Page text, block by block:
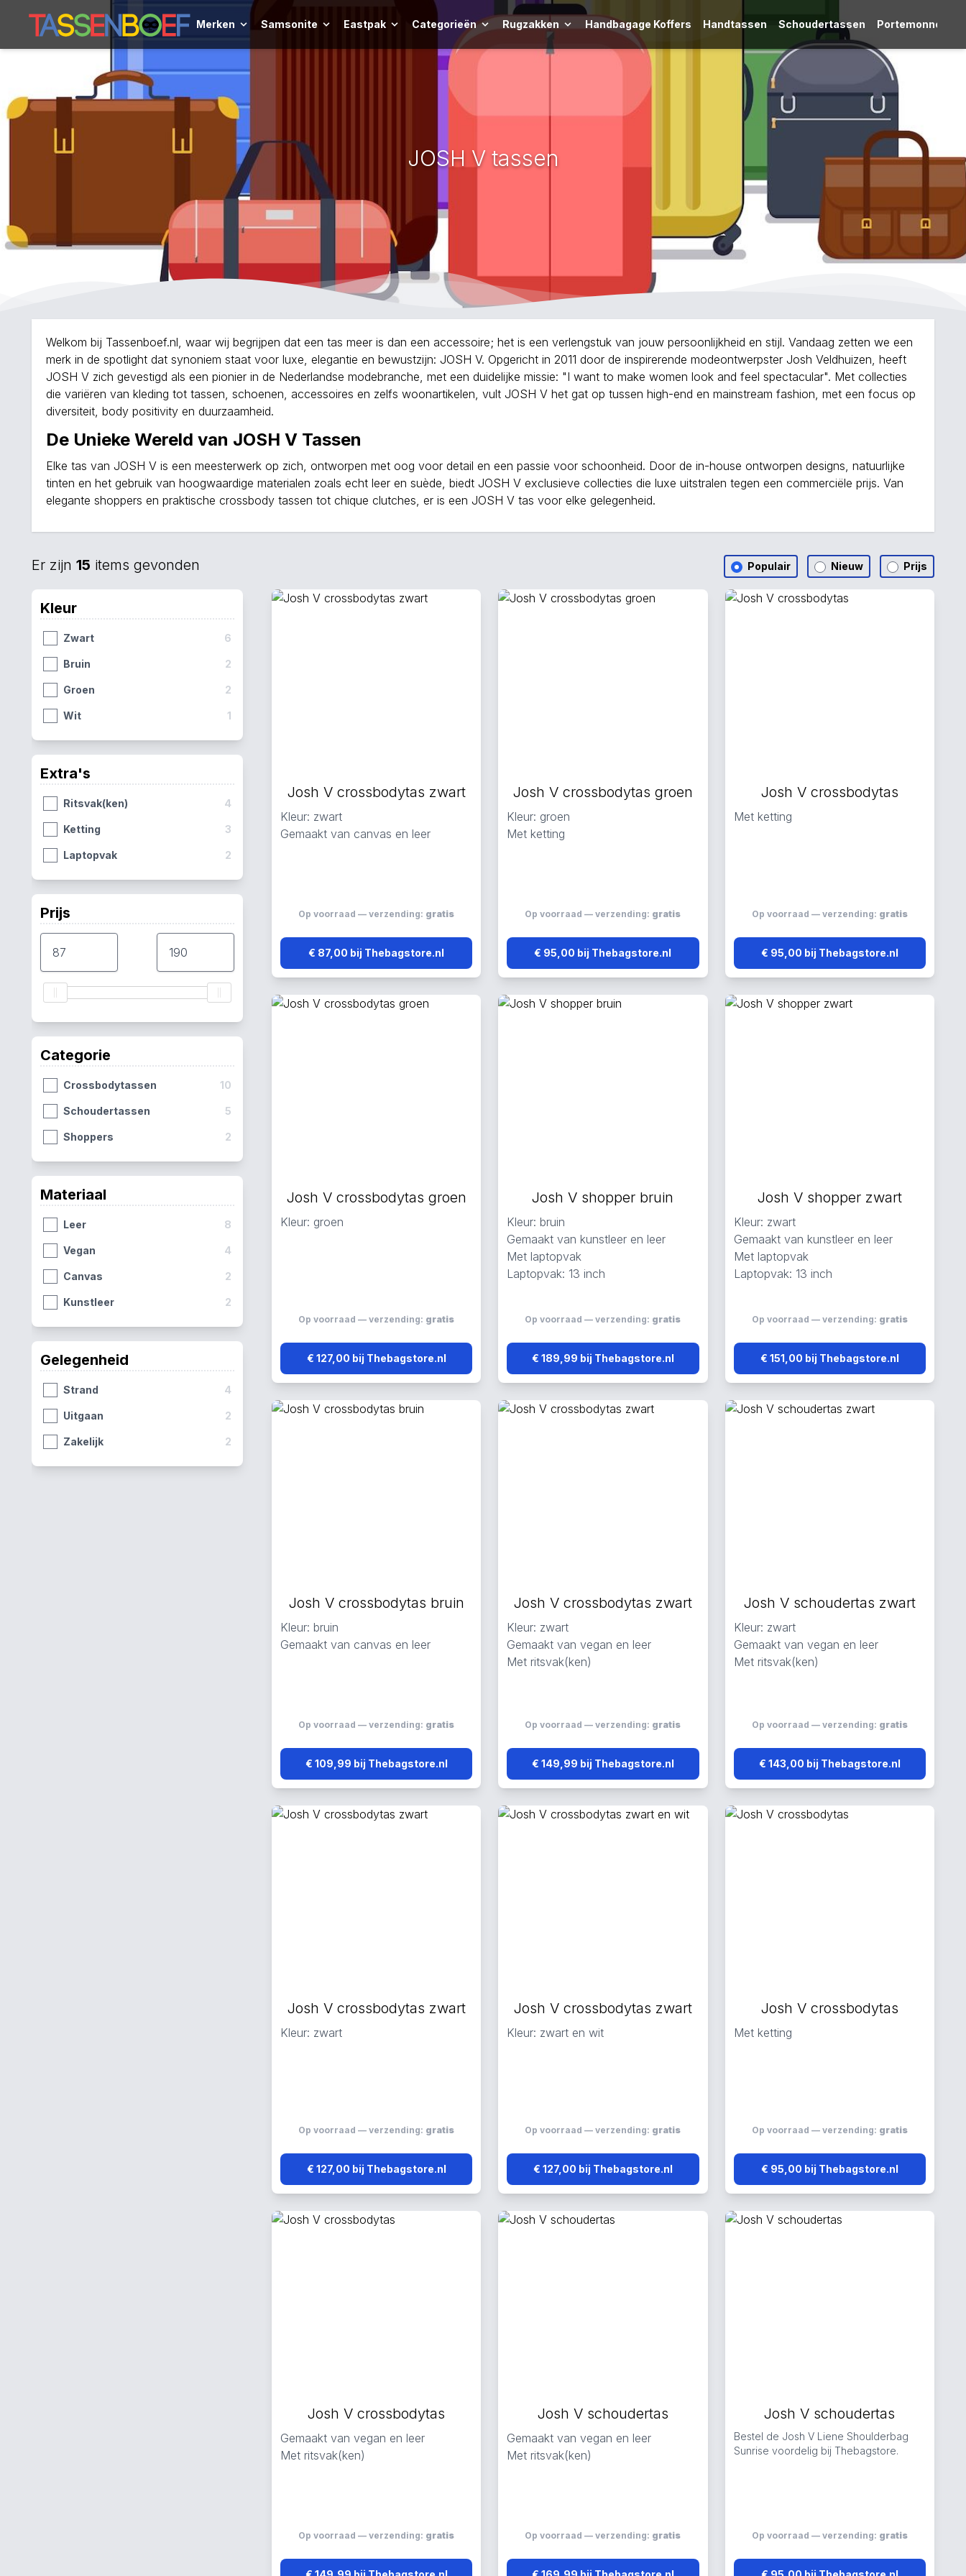
Merken Samsonite Eastpak Categorieën Rugzakken Handbagage Koffers Handtassen Schoudertassen Portemonnees
JOSH V tassen
Welkom bij Tassenboef.nl, waar wij begrijpen dat een tas meer is dan een accessoire; het is een verlengstuk van jouw persoonlijkheid en stijl. Vandaag zetten we een
merk in de spotlight dat synoniem staat voor luxe, elegantie en bewustzijn: JOSH V. Opgericht in 2011 door de inspirerende modeontwerpster Josh Veldhuizen, heeft
JOSH V zich gevestigd als een pionier in de Nederlandse modebranche, met een duidelijke missie: "I want to make women look and feel spectacular". Met collecties
die variëren van kleding tot tassen, schoenen, accessoires en zelfs woonartikelen, vult JOSH V het gat op tussen high-end en mainstream fashion, met een focus op
diversiteit, body positivity en duurzaamheid.
De Unieke Wereld van JOSH V Tassen
Elke tas van JOSH V is een meesterwerk op zich, ontworpen met oog voor detail en een passie voor schoonheid. Door de in-house ontworpen designs, natuurlijke
tinten en het gebruik van hoogwaardige materialen zoals echt leer en suède, biedt JOSH V exclusieve collecties die luxe uitstralen tegen een commerciële prijs. Van
elegante shoppers en praktische crossbody tassen tot chique clutches, er is een JOSH V tas voor elke gelegenheid.
Er zijn 15 items gevonden Populair Nieuw Prijs
Kleur
Zwart 6
Bruin 2
Groen 2
Wit 1
Extra's
Ritsvak(ken) 4
Ketting 3
Laptopvak 2
Prijs
Categorie
Crossbodytassen 10
Schoudertassen 5
Shoppers 2
Materiaal
Leer 8
Vegan 4
Canvas 2
Kunstleer 2
Gelegenheid
Strand 4
Uitgaan 2
Zakelijk 2
Josh V crossbodytas zwart
Kleur: zwart
Gemaakt van canvas en leer
Op voorraad — verzending: gratis
€ 87,00 bij Thebagstore.nl
Josh V crossbodytas groen
Kleur: groen
Met ketting
Op voorraad — verzending: gratis
€ 95,00 bij Thebagstore.nl
Josh V crossbodytas
Met ketting
Op voorraad — verzending: gratis
€ 95,00 bij Thebagstore.nl
Josh V crossbodytas groen
Kleur: groen
Op voorraad — verzending: gratis
€ 127,00 bij Thebagstore.nl
Josh V shopper bruin
Kleur: bruin
Gemaakt van kunstleer en leer
Met laptopvak
Laptopvak: 13 inch
Op voorraad — verzending: gratis
€ 189,99 bij Thebagstore.nl
Josh V shopper zwart
Kleur: zwart
Gemaakt van kunstleer en leer
Met laptopvak
Laptopvak: 13 inch
Op voorraad — verzending: gratis
€ 151,00 bij Thebagstore.nl
Josh V crossbodytas bruin
Kleur: bruin
Gemaakt van canvas en leer
Op voorraad — verzending: gratis
€ 109,99 bij Thebagstore.nl
Josh V crossbodytas zwart
Kleur: zwart
Gemaakt van vegan en leer
Met ritsvak(ken)
Op voorraad — verzending: gratis
€ 149,99 bij Thebagstore.nl
Josh V schoudertas zwart
Kleur: zwart
Gemaakt van vegan en leer
Met ritsvak(ken)
Op voorraad — verzending: gratis
€ 143,00 bij Thebagstore.nl
Josh V crossbodytas zwart
Kleur: zwart
Op voorraad — verzending: gratis
€ 127,00 bij Thebagstore.nl
Josh V crossbodytas zwart
Kleur: zwart en wit
Op voorraad — verzending: gratis
€ 127,00 bij Thebagstore.nl
Josh V crossbodytas
Met ketting
Op voorraad — verzending: gratis
€ 95,00 bij Thebagstore.nl
Josh V crossbodytas
Gemaakt van vegan en leer
Met ritsvak(ken)
Op voorraad — verzending: gratis
Josh V schoudertas
Gemaakt van vegan en leer
Met ritsvak(ken)
Op voorraad — verzending: gratis
Josh V schoudertas
Bestel de Josh V Liene Shoulderbag
Sunrise voordelig bij Thebagstore.
Op voorraad — verzending: gratis